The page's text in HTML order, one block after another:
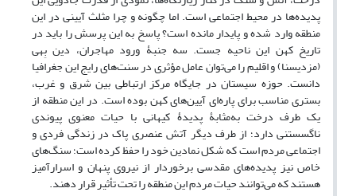
پدیده‌ها در محیط اجتماعی است. اما چگونه و چرا مثلث آیینی در این
منطقه وارد شده و پایدار مانده است؟ پاسخ به این پرسش را باید در
تاریخ کهن این ناحیه جست. سه جنبۀ ورود مهاجران، دین بِهی
(مزدیسنا) و اقلیم را می‌توان عامل مؤثری در سنت‌های رایج این جغرافیا
دانست. حوزه سیستان در جایگاه مرکز ارتباطی بین شرق و غرب،
بستری مناسب برای پاره‌ای آیین‌های کهن بوده است. در این منطقه از
یک طرف درخت به‌مثابۀ پدیدۀ کیهانی با حیات معنوی پیوندی
ناگسستنی دارد؛ از طرف دیگر آتش عنصری پاک در زندگی فردی و
اجتماعی مردم است که شکل نمادین خود را حفظ کرده است؛ سنگ‌های
خاص نیز پدیده‌های مقدسی برخوردار از نیروی پنهان و اسرارآمیز
هستند که می‌توانند حیات مردم این منطقه را تحت تأثیر قرار دهند.